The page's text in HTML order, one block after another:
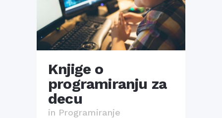
Knjige o
programiranju za
decu
in Programiranje